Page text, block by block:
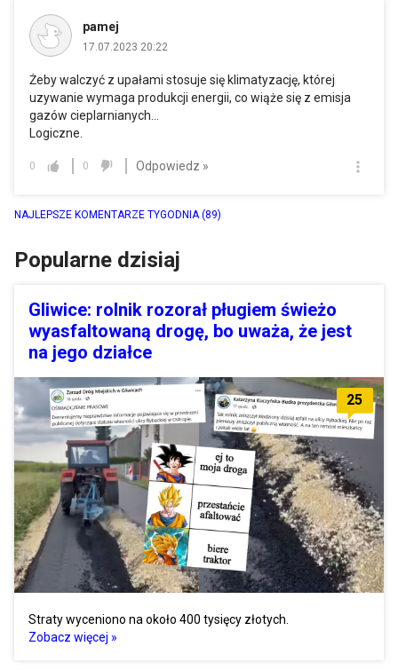
pamej
17.07.2023 20:22
Żeby walczyć z upałami stosuje się klimatyzację, której
uzywanie wymaga produkcji energii, co wiąże się z emisja
gazów cieplarnianych...
Logiczne.
0 0 Odpowiedz »
NAJLEPSZE KOMENTARZE TYGODNIA(89)
Popularne dzisiaj
Gliwice: rolnik rozorał pługiem świeżo
wyasfaltowaną drogę, bo uważa, że jest
na jego działce
25
Straty wyceniono na około 400 tysięcy złotych.
Zobacz więcej »